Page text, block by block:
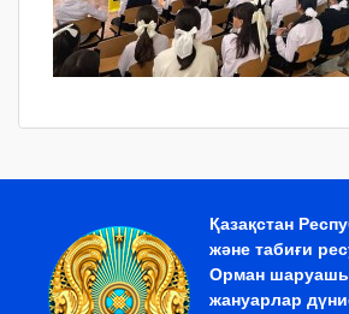
Қазақстан
және табиғи
Орман
жануарлар